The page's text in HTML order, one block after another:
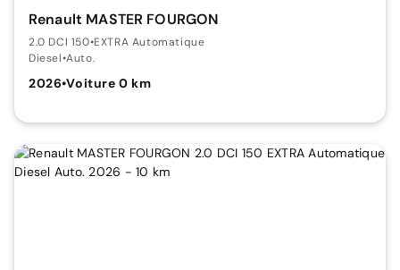
Renault MASTER FOURGON
2.0 DCI 150•EXTRA Automatique
Diesel•Auto.
2026•Voiture 0 km